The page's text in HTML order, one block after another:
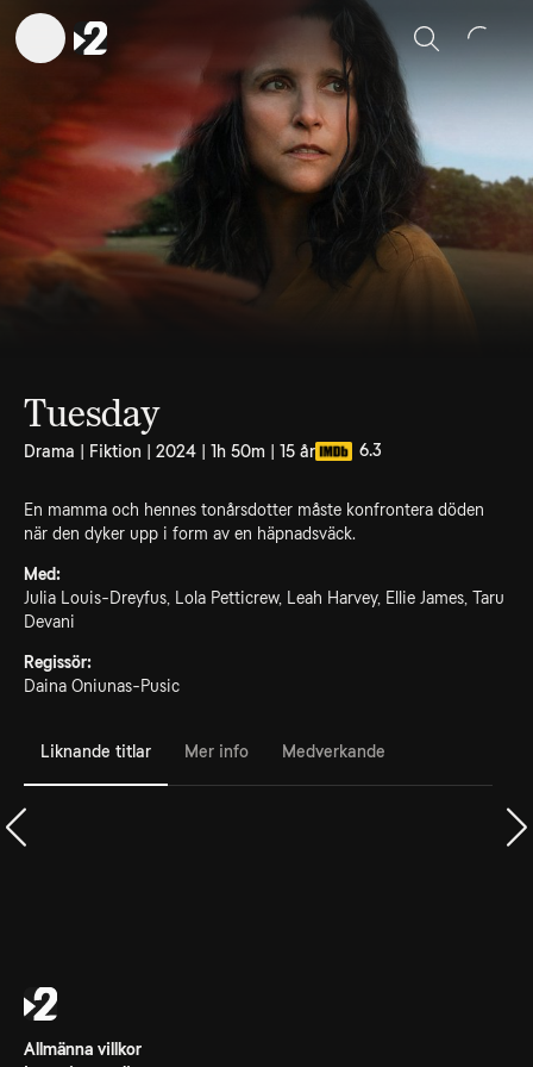
Sök
Tuesday
Drama | Fiktion | 2024 | 1h 50m | 15 år 6.3
En mamma och hennes tonårsdotter måste konfrontera döden
när den dyker upp i form av en häpnadsväck.
Med:
Julia Louis-Dreyfus, Lola Petticrew, Leah Harvey, Ellie James, Taru
Devani
Regissör:
Daina Oniunas-Pusic
Liknande titlar Mer info Medverkande
Allmänna villkor